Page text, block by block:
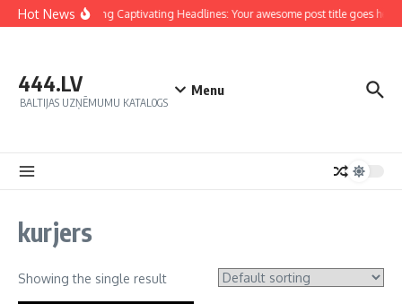
Hot NewsCrafting Captivating Headlines: Your awesome post title goes here
444.LV
BALTIJAS UZŅĒMUMU KATALOGS
Menu
kurjers
Showing the single result